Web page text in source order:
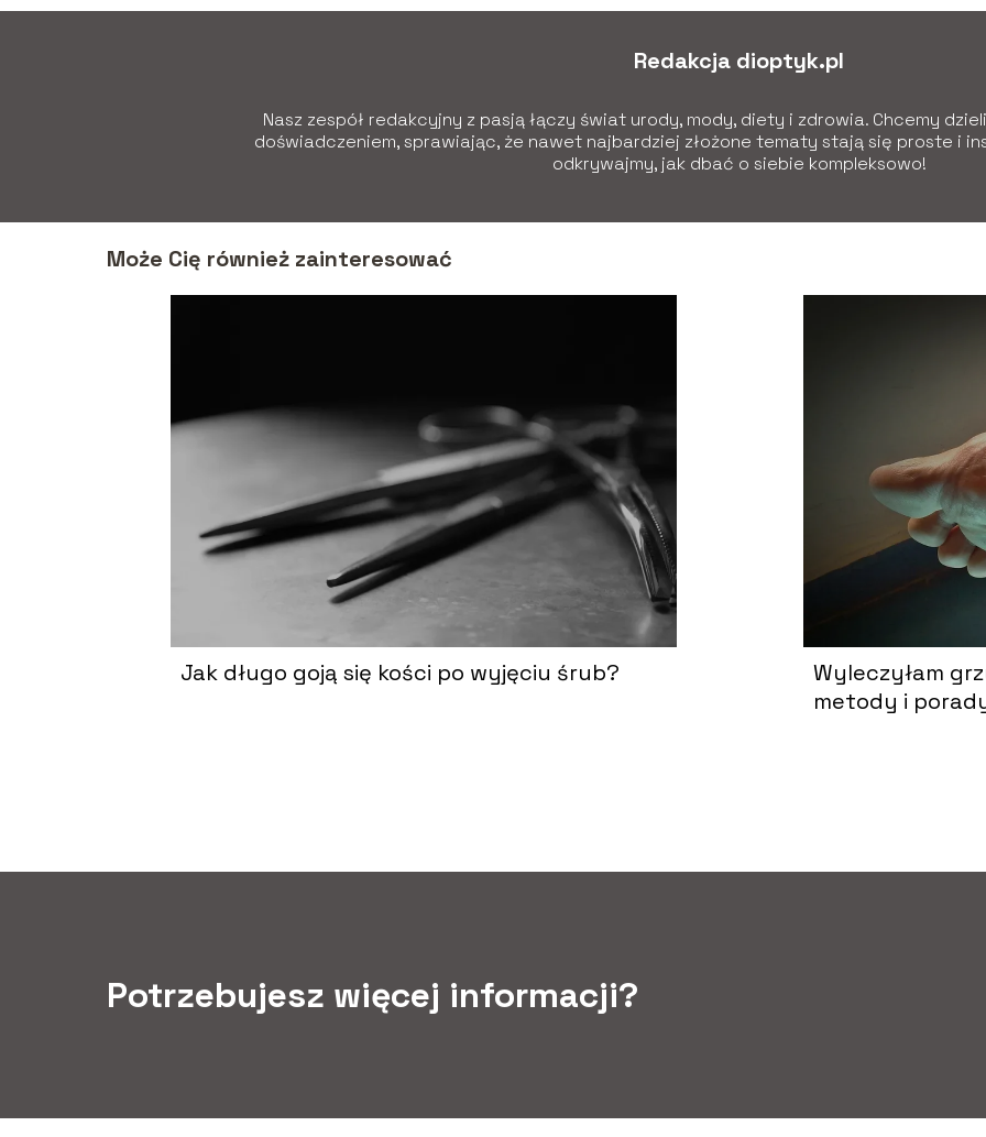
Redakcja dioptyk.pl
Nasz zespół redakcyjny z pasją łączy świat urody, mody, diety i zdrowia. Chcemy
doświadczeniem, sprawiając, że nawet najbardziej złożone tematy stają się proste i
odkrywajmy, jak dbać o siebie kompleksowo!
Może Cię również zainteresować
Jak długo goją się kości po wyjęciu śrub?
Wyleczyłam
metody i
Potrzebujesz więcej informacji?